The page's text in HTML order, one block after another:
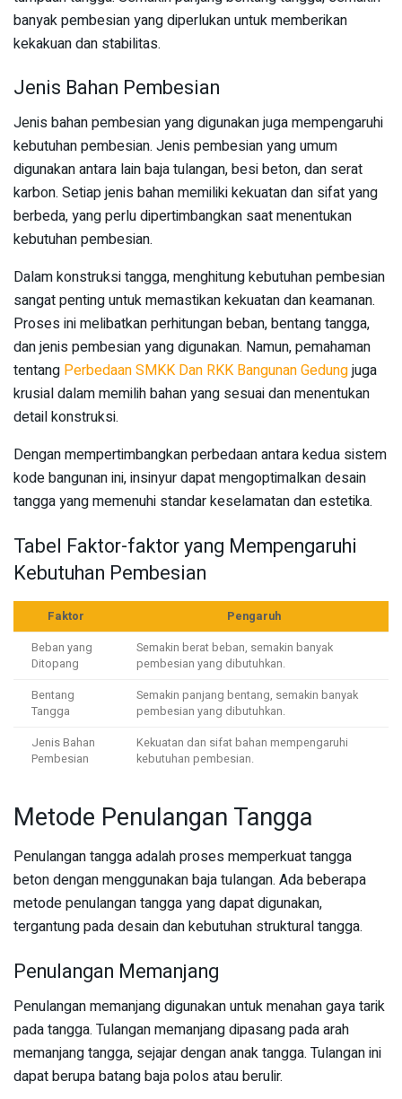
banyak pembesian yang diperlukan untuk memberikan
kekakuan dan stabilitas.
Jenis Bahan Pembesian
Jenis bahan pembesian yang digunakan juga mempengaruhi
kebutuhan pembesian. Jenis pembesian yang umum
digunakan antara lain baja tulangan, besi beton, dan serat
karbon. Setiap jenis bahan memiliki kekuatan dan sifat yang
berbeda, yang perlu dipertimbangkan saat menentukan
kebutuhan pembesian.
Dalam konstruksi tangga, menghitung kebutuhan pembesian
sangat penting untuk memastikan kekuatan dan keamanan.
Proses ini melibatkan perhitungan beban, bentang tangga,
dan jenis pembesian yang digunakan. Namun, pemahaman
tentang Perbedaan SMKK Dan RKK Bangunan Gedungjuga
krusial dalam memilih bahan yang sesuai dan menentukan
detail konstruksi.
Dengan mempertimbangkan perbedaan antara kedua sistem
kode bangunan ini, insinyur dapat mengoptimalkan desain
tangga yang memenuhi standar keselamatan dan estetika.
Tabel Faktor-faktor yang Mempengaruhi
Kebutuhan Pembesian
Faktor
Pengaruh
Beban yang
Ditopang
Semakin berat beban, semakin banyak
pembesian yang dibutuhkan.
Bentang
Tangga
Semakin panjang bentang, semakin banyak
pembesian yang dibutuhkan.
Jenis Bahan
Pembesian
Kekuatan dan sifat bahan mempengaruhi
kebutuhan pembesian.
Metode Penulangan Tangga
Penulangan tangga adalah proses memperkuat tangga
beton dengan menggunakan baja tulangan. Ada beberapa
metode penulangan tangga yang dapat digunakan,
tergantung pada desain dan kebutuhan struktural tangga.
Penulangan Memanjang
Penulangan memanjang digunakan untuk menahan gaya tarik
pada tangga. Tulangan memanjang dipasang pada arah
memanjang tangga, sejajar dengan anak tangga. Tulangan ini
dapat berupa batang baja polos atau berulir.